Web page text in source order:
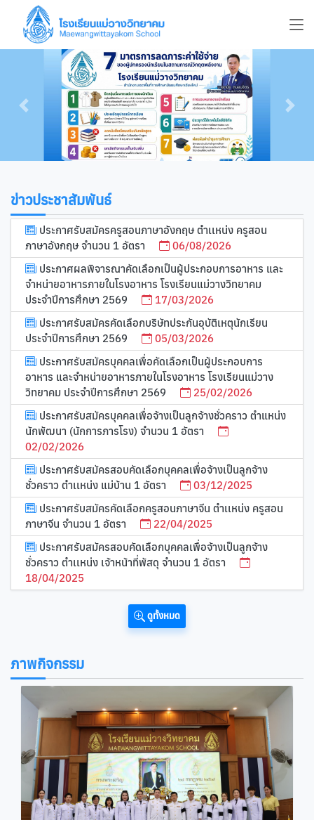
Previous Next
ข่าวประชาสัมพันธ์
ประกาศรับสมัครครูสอนภาษาอังกฤษ ตำเเหน่ง ครูสอน
ภาษาอังกฤษ จำนวน 1 อัตรา
06/08/2026
ประกาศผลพิจารณาคัดเลือกเป็นผู้ประกอบการอาหาร และ
จำหน่ายอาหารภายในโรงอาหาร โรงเรียนแม่วางวิทยาคม
ประจำปีการศึกษา 2569
17/03/2026
ประกาศรับสมัครคัดเลือกบริษัทประกันอุบัติเหตุนักเรียน
ประจำปีการศึกษา 2569
05/03/2026
ประกาศรับสมัครบุคคลเพื่อคัดเลือกเป็นผู้ประกอบการ
อาหาร และจำหน่ายอาหารภายในโรงอาหาร โรงเรียนแม่วาง
วิทยาคม ประจำปีการศึกษา 2569
25/02/2026
ประกาศรับสมัครบุคคลเพื่อจ้างเป็นลูกจ้างชั่วคราว ตำแหน่ง
นักพัฒนา (นักการภารโรง) จำนวน 1 อัตรา
02/02/2026
ประกาศรับสมัครสอบคัดเลือกบุคคลเพื่อจ้างเป็นลูกจ้าง
ชั่วคราว ตำเเหน่ง แม่บ้าน 1 อัตรา
03/12/2025
ประกาศรับสมัครคัดเลือกครูสอนภาษาจีน ตำเเหน่ง ครูสอน
ภาษาจีน จำนวน 1 อัตรา
22/04/2025
ประกาศรับสมัครสอบคัดเลือกบุคคลเพื่อจ้างเป็นลูกจ้าง
ชั่วคราว ตำเเหน่ง เจ้าหน้าที่พัสดุ จำนวน 1 อัตรา
18/04/2025
ดูทั้งหมด
ภาพกิจกรรม